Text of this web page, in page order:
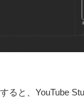
すると、YouTube